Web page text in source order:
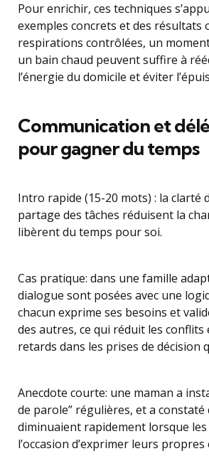
Pour enrichir, ces techniques
exemples concrets et des résultats
respirations contrôlées, un
un bain chaud peuvent suffire à
l’énergie du domicile et éviter
Communication et
pour gagner du temps
Intro rapide (15-20 mots) : la clarté
partage des tâches réduisent la
libèrent du temps pour soi.
Cas pratique: dans une famille
dialogue sont posées avec une
chacun exprime ses besoins et
des autres, ce qui réduit les conflits
retards dans les prises de décision
Anecdote courte: une maman a
de parole” régulières, et a constaté
diminuaient rapidement lorsque
l’occasion d’exprimer leurs